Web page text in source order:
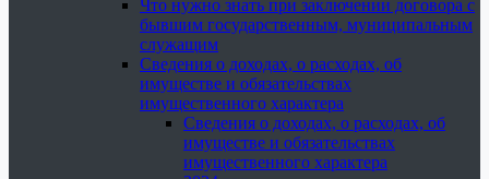
Что нужно знать при заключении договора с
бывшим государственным, муниципальным
служащим
Сведения о доходах, о расходах, об
имуществе и обязательствах
имущественного характера
Сведения о доходах, о расходах, об
имуществе и обязательствах
имущественного характера